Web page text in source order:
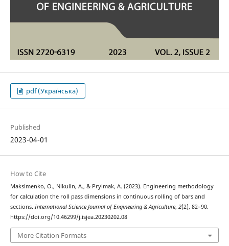
pdf (Українська)
Published
2023-04-01
How to Cite
Maksimenko, O., Nikulin, A., & Pryimak, A. (2023). Engineering methodology
for calculation the roll pass dimensions in continuous rolling of bars and
sections. International Science Journal of Engineering & Agriculture, 2(2), 82–90.
https://doi.org/10.46299/j.isjea.20230202.08
More Citation Formats